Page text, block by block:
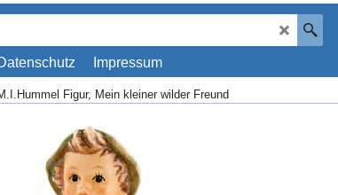
Impressum
Figur, Mein kleiner wilder Freund